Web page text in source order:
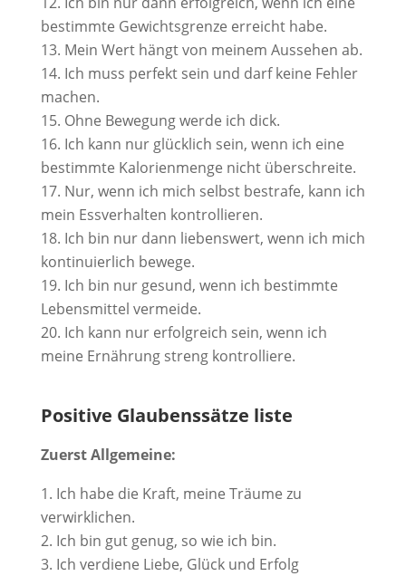
bestimmte Gewichtsgrenze erreicht habe.
Mein Wert hängt von meinem Aussehen ab.
Ich muss perfekt sein und darf keine Fehler
machen.
Ohne Bewegung werde ich dick.
Ich kann nur glücklich sein, wenn ich eine
bestimmte Kalorienmenge nicht überschreite.
Nur, wenn ich mich selbst bestrafe, kann ich
mein Essverhalten kontrollieren.
Ich bin nur dann liebenswert, wenn ich mich
kontinuierlich bewege.
Ich bin nur gesund, wenn ich bestimmte
Lebensmittel vermeide.
Ich kann nur erfolgreich sein, wenn ich
meine Ernährung streng kontrolliere.
Positive Glaubenssätze liste
Zuerst Allgemeine:
Ich habe die Kraft, meine Träume zu
verwirklichen.
Ich bin gut genug, so wie ich bin.
Ich verdiene Liebe, Glück und Erfolg